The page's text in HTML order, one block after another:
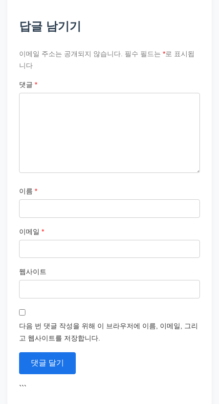
답글 남기기
이메일 주소는 공개되지 않습니다. 필수 필드는 *로 표시됩
니다
댓글 *
이름 *
이메일 *
웹사이트
다음 번 댓글 작성을 위해 이 브라우저에 이름, 이메일, 그리
고 웹사이트를 저장합니다.
```